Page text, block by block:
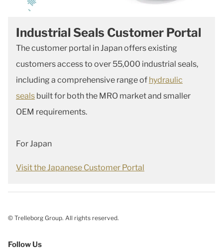
Industrial Seals Customer Portal
The customer portal in Japan offers existing
customers access to over 55,000 industrial seals,
including a comprehensive range of hydraulic
seals built for both the MRO market and smaller
OEM requirements.
For Japan
Visit the Japanese Customer Portal
© Trelleborg Group. All rights reserved.
Follow Us